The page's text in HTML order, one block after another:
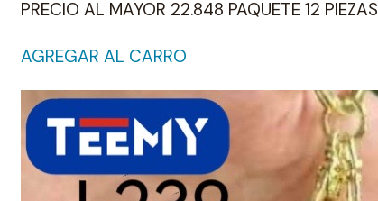
PRECIO AL MAYOR 22.848 PAQUETE 12 PIEZAS
AGREGAR AL CARRO